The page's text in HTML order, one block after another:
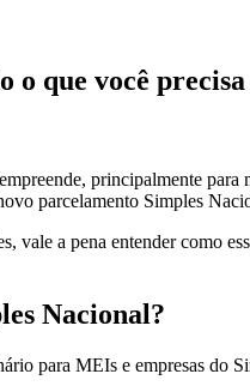
que você
principalmente
parcelamento Simples
vale a pena entender como
Nacional?
para MEIs e empresas do